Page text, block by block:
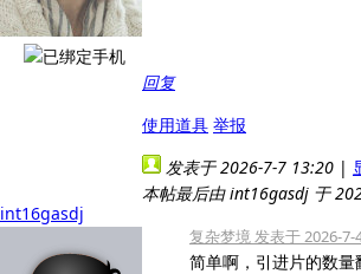
回复
使用道具 举报
int16gasdj
发表于 2026-7-7 13:20 |
本帖最后由 int16gasdj 于
复杂梦境 发表于 2026-7-
简单啊，引进片的数